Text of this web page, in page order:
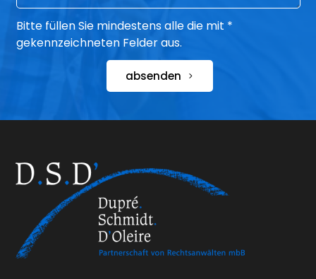
Bitte füllen Sie mindestens alle die mit *
gekennzeichneten Felder aus.
absenden